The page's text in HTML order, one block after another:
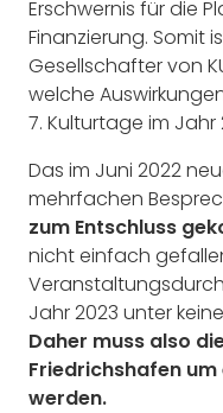
Erschwernis für die
Finanzierung. Somit
Gesellschafter von
welche
7. Kulturtage im Jahr
Das im Juni 2022
mehrfachen
zum Entschluss
nicht einfach
Jahr 2023 unter
Daher muss also
Friedrichshafen
werden.